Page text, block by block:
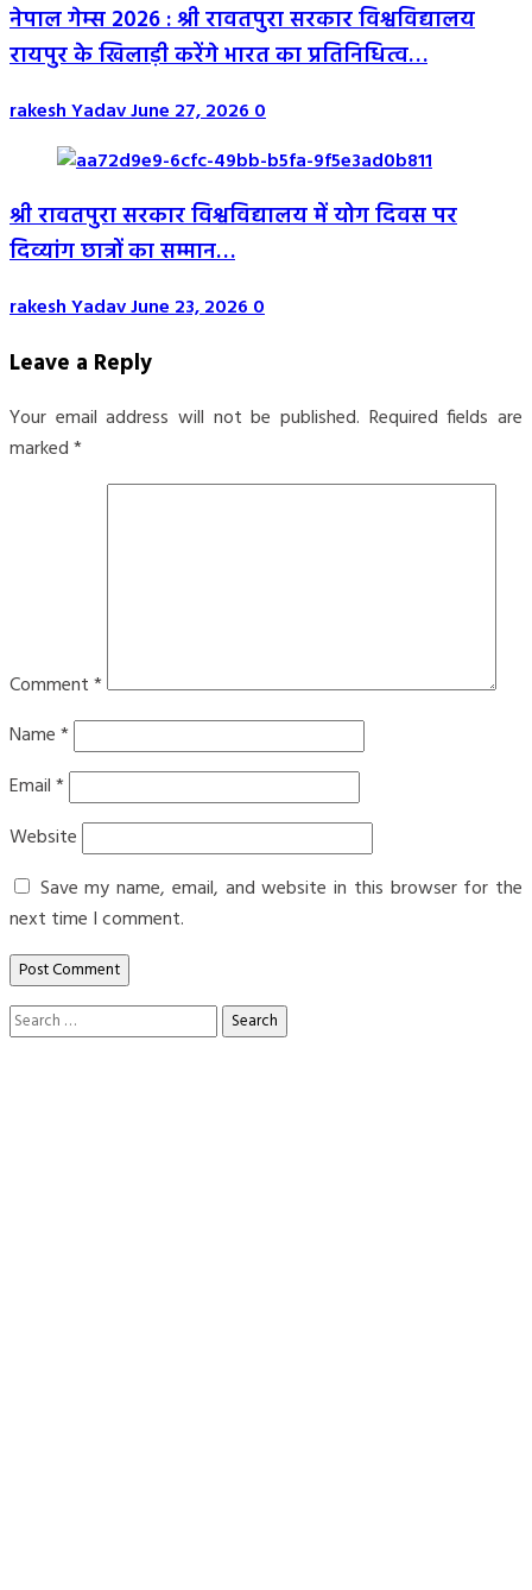
नेपाल गेम्स 2026 : श्री रावतपुरा सरकार विश्वविद्यालय
रायपुर के खिलाड़ी करेंगे भारत का प्रतिनिधित्व…
rakesh YadavJune 27, 20260
श्री रावतपुरा सरकार विश्वविद्यालय में योग दिवस पर
दिव्यांग छात्रों का सम्मान…
rakesh YadavJune 23, 20260
Leave a Reply
Your email address will not be published. Required fields are
marked*
Comment*
Name*
Email*
Website
Save my name, email, and website in this browser for the
next time I comment.
Search